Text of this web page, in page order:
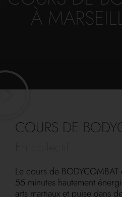
À
COURS DE
En collectif
Le cours de
55 minutes hautement
arts martiaux et puise dans